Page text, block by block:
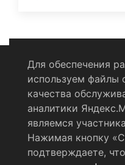
Политика
Согласие на
Для обеспечения
используем файлы
качества
аналитики
являемся
Нажимая кнопку
подтверждаете,